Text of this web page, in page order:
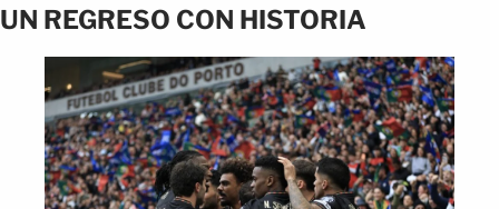
UN REGRESO CON HISTORIA